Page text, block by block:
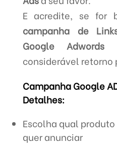
E acredite, se for
campanha de
Google Adwords
considerável retorno
Campanha Google
Detalhes:
Escolha qual
quer anunciar